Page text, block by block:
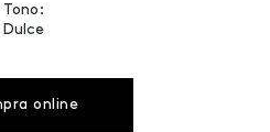
Tono:
Dulce
online